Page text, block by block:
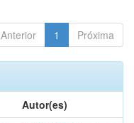
Anterior 1 Próxima
Autor(es)